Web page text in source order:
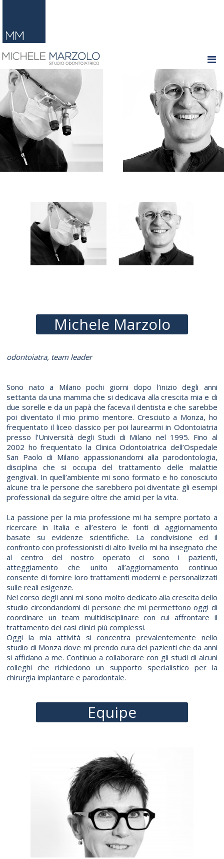
Il gruppo di lavoro
Michele Marzolo
odontoiatra, team leader
Sono nato a Milano pochi giorni dopo l’inizio degli anni
settanta da una mamma che si dedicava alla crescita mia e di
due sorelle e da un papà che faceva il dentista e che sarebbe
poi diventato il mio primo mentore. Cresciuto a Monza, ho
frequentato il liceo classico per poi laurearmi in Odontoiatria
presso l’Università degli Studi di Milano nel 1995. Fino al
2002 ho frequentato la Clinica Odontoiatrica dell’Ospedale
San Paolo di Milano appassionandomi alla parodontologia,
disciplina che si occupa del trattamento delle malattie
gengivali. In quell’ambiente mi sono formato e ho conosciuto
alcune tra le persone che sarebbero poi diventate gli esempi
professionali da seguire oltre che amici per la vita.
La passione per la mia professione mi ha sempre portato a
ricercare in Italia e all’estero le fonti di aggiornamento
basate su evidenze scientifiche. La condivisione ed il
confronto con professionisti di alto livello mi ha insegnato che
al centro del nostro operato ci sono i pazienti,
atteggiamento che unito all’aggiornamento continuo
consente di fornire loro trattamenti moderni e personalizzati
sulle reali esigenze.
Nel corso degli anni mi sono molto dedicato alla crescita dello
studio circondandomi di persone che mi permettono oggi di
coordinare un team multidisciplinare con cui affrontare il
trattamento dei casi clinici più complessi.
Oggi la mia attività si concentra prevalentemente nello
studio di Monza dove mi prendo cura dei pazienti che da anni
si affidano a me. Continuo a collaborare con gli studi di alcuni
colleghi che richiedono un supporto specialistico per la
chirurgia implantare e parodontale.
Equipe